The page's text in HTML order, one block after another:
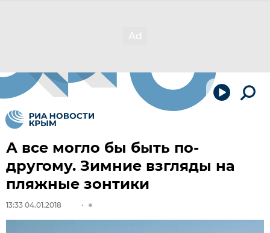
А все могло бы быть по-
другому. Зимние взгляды на
пляжные зонтики
13:33 04.01.2018